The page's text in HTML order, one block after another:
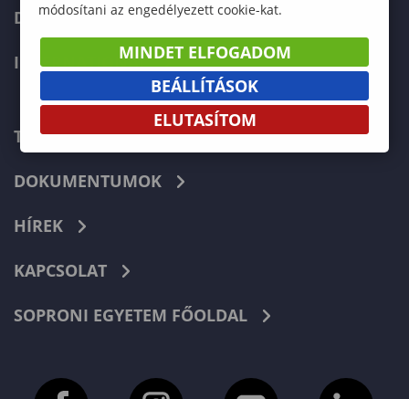
DOKTORI ISKOLA
INTERNATIONAL
TELEFONKÖNYV
DOKUMENTUMOK
HÍREK
KAPCSOLAT
SOPRONI EGYETEM FŐOLDAL
módosítani az engedélyezett cookie-kat.
MINDET ELFOGADOM
BEÁLLÍTÁSOK
ELUTASÍTOM